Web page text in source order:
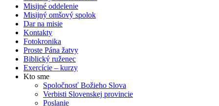
Misijné oddelenie
Misijný omšový spolok
Dar na misie
Kontakty
Fotokronika
Proste Pána žatvy
Biblický ruženec
Exercície – kurzy
Kto sme
Spoločnosť Božieho Slova
Verbisti Slovenskej provincie
Poslanie